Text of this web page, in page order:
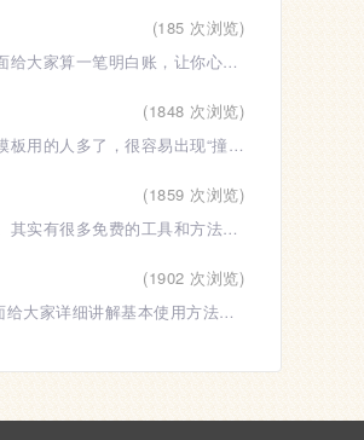
(185 次浏览)
零基础做网站不用花很多钱，丰俭由人，少则几百块，多则几千块，主要看你的需求，不用盲目花钱，下面给大家算一笔明白账，让你心里有数。首先是域名
(1848 次浏览)
很多人做网站都会用现成的模板，毕竟自己从零设计网站不仅费时间，还需要专业的设计能力。但现成的模板用的人多了，很容易出现“撞脸”的情况，别人打开
(1859 次浏览)
很多小商家、个体户想做一个电商产品展示网站，让客户能在线查看产品、了解详情，但又不想花太多钱。其实有很多免费的工具和方法，新手不用懂代码也能
(1902 次浏览)
Yoast SEO是WordPress最强大的SEO插件之一，能帮你优化文章和页面的SEO，提高搜索引擎排名，下面给大家详细讲解基本使用方法。第一步，安装并启用插